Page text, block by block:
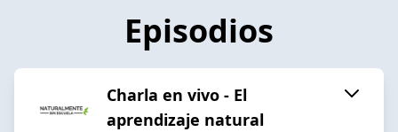
Episodios
Charla en vivo - El
aprendizaje natural